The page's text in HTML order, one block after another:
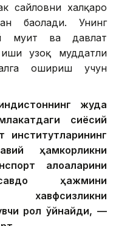
сайловни халқаро
баҳолади. Унинг
муҳит ва давлат
иши узоқ муддатли
ошириш учун
жуда
сиёсий
институтларининг
ҳамкорликни
алоқаларини
ҳажмини
рол ўйнайди, —